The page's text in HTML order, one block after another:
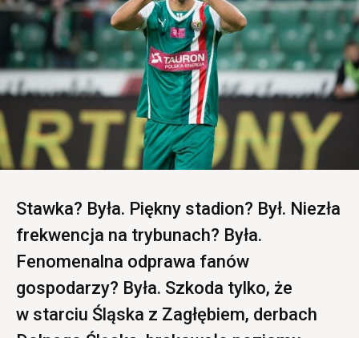
Stawka? Była. Piękny stadion? Był. Niezła
frekwencja na trybunach? Była.
Fenomenalna odprawa fanów
gospodarzy? Była. Szkoda tylko, że
w starciu Śląska z Zagłębiem, derbach